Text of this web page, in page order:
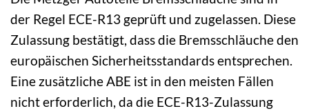
der Regel ECE-R13 geprüft und zugelassen. Diese
Zulassung bestätigt, dass die Bremsschläuche den
europäischen Sicherheitsstandards entsprechen.
Eine zusätzliche ABE ist in den meisten Fällen
nicht erforderlich, da die ECE-R13-Zulassung